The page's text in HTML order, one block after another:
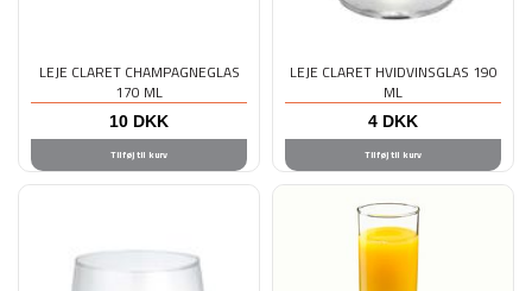
LEJE CLARET CHAMPAGNEGLAS
170 ML
10 DKK
Tilføj til kurv
LEJE CLARET HVIDVINSGLAS 190
ML
4 DKK
Tilføj til kurv